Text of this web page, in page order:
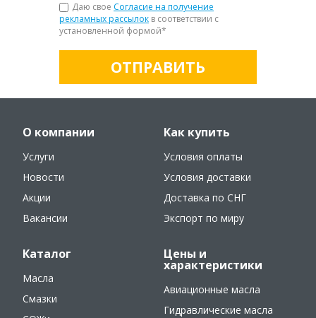
Даю свое Согласие на получение
рекламных рассылок в соответствии с
установленной формой*
ОТПРАВИТЬ
О компании
Услуги
Новости
Акции
Вакансии
Как купить
Условия оплаты
Условия доставки
Доставка по СНГ
Экспорт по миру
Каталог
Масла
Смазки
Цены и
характеристики
Авиационные масла
Гидравлические масла